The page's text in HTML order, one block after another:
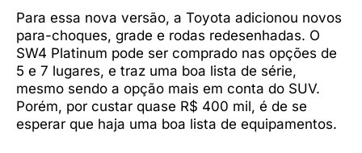
Para essa nova versão, a Toyota adicionou novos
para-choques, grade e rodas redesenhadas. O
SW4 Platinum pode ser comprado nas opções de
5 e 7 lugares, e traz uma boa lista de série,
mesmo sendo a opção mais em conta do SUV.
Porém, por custar quase R$ 400 mil, é de se
esperar que haja uma boa lista de equipamentos.